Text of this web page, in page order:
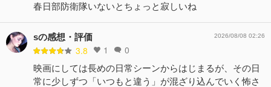
春日部防衛隊いないとちょっと寂しいね
sの感想・評価
3.8 1 0
2026/08/08 02:26
映画にしては長めの日常シーンからはじまるが、その日
常に少しずつ「いつもと違う」が混ざり込んでいく怖さ